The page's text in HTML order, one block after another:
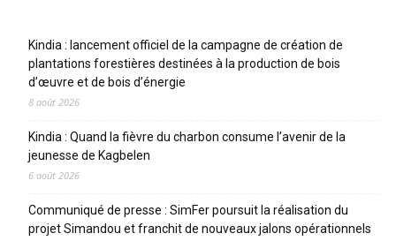
Kindia : lancement officiel de la campagne de création de
plantations forestières destinées à la production de bois
d’œuvre et de bois d’énergie
8 août 2026
Kindia : Quand la fièvre du charbon consume l’avenir de la
jeunesse de Kagbelen
6 août 2026
Communiqué de presse : SimFer poursuit la réalisation du
projet Simandou et franchit de nouveaux jalons opérationnels